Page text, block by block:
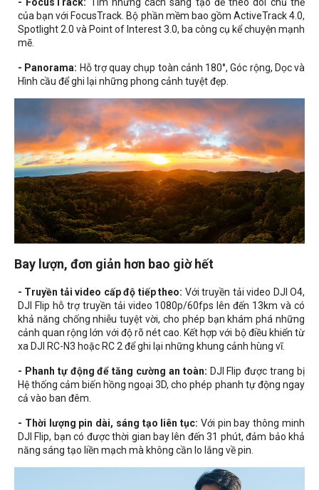
của bạn với FocusTrack. Bộ phần mềm bao gồm ActiveTrack 4.0,
Spotlight 2.0 và Point of Interest 3.0, ba công cụ kể chuyện mạnh
mẽ.
- Panorama: Hỗ trợ quay chụp toàn cảnh 180°, Góc rộng, Dọc và
Hình cầu để ghi lại những phong cảnh tuyệt đẹp.
Bay lượn, đơn giản hơn bao giờ hết
- Truyền tải video cấp độ tiếp theo: Với truyền tải video DJI O4,
DJI Flip hỗ trợ truyền tải video 1080p/60fps lên đến 13km và có
khả năng chống nhiễu tuyệt vời, cho phép bạn khám phá những
cảnh quan rộng lớn với độ rõ nét cao. Kết hợp với bộ điều khiển từ
xa DJI RC-N3 hoặc RC 2 để ghi lại những khung cảnh hùng vĩ.
- Phanh tự động để tăng cường an toàn: DJI Flip được trang bị
Hệ thống cảm biến hồng ngoại 3D, cho phép phanh tự động ngay
cả vào ban đêm.
- Thời lượng pin dài, sáng tạo liên tục: Với pin bay thông minh
DJI Flip, bạn có được thời gian bay lên đến 31 phút, đảm bảo khả
năng sáng tạo liền mạch mà không cần lo lắng về pin.